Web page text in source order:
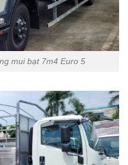
mui bạt 7m4 Euro 5